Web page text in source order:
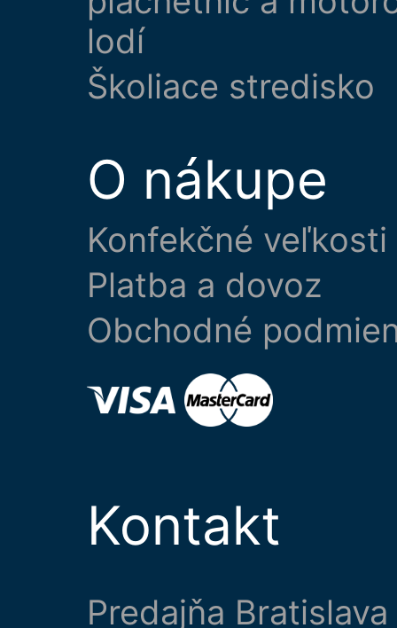
lodí
Školiace stredisko
O nákupe
Konfekčné veľkosti
Platba a dovoz
Obchodné
Kontakt
Predajňa Bratislava